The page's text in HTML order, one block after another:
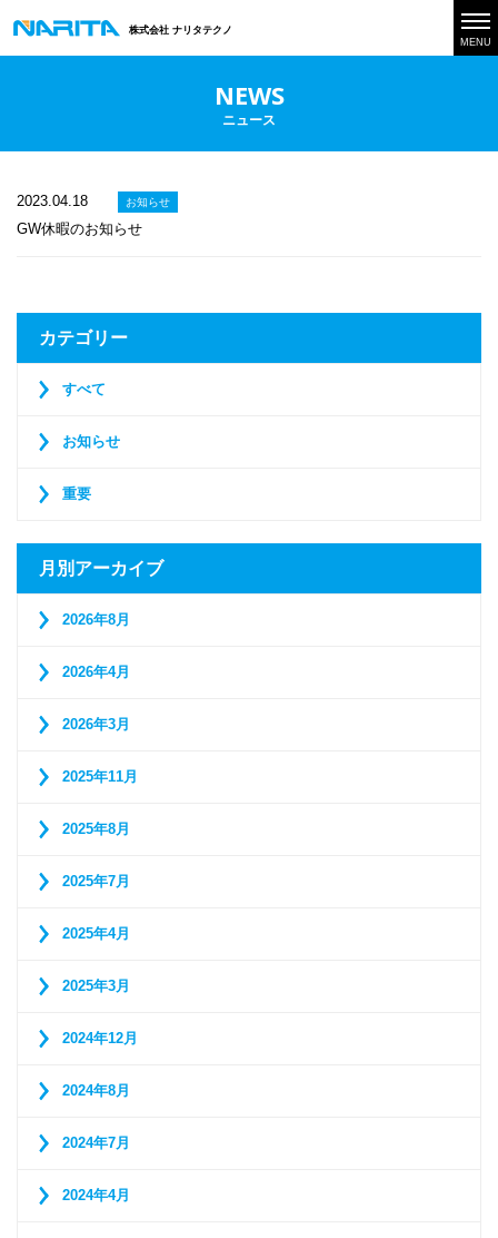
株式会社 ナリタテクノ
MENU
NEWS
ニュース
2023.04.18 お知らせ
GW休暇のお知らせ
カテゴリー
すべて
お知らせ
重要
月別アーカイブ
2026年8月
2026年4月
2026年3月
2025年11月
2025年8月
2025年7月
2025年4月
2025年3月
2024年12月
2024年8月
2024年7月
2024年4月